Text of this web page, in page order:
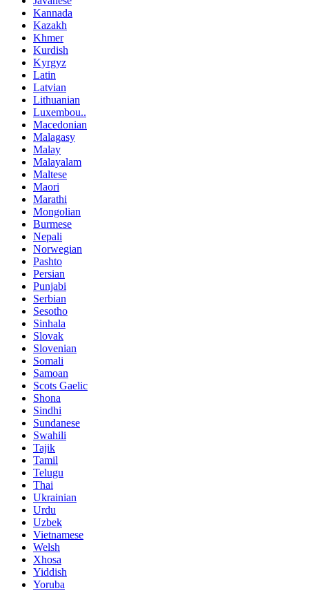
Kannada
Kazakh
Khmer
Kurdish
Kyrgyz
Latin
Latvian
Lithuanian
Luxembou..
Macedonian
Malagasy
Malay
Malayalam
Maltese
Maori
Marathi
Mongolian
Burmese
Nepali
Norwegian
Pashto
Persian
Punjabi
Serbian
Sesotho
Sinhala
Slovak
Slovenian
Somali
Samoan
Scots Gaelic
Shona
Sindhi
Sundanese
Swahili
Tajik
Tamil
Telugu
Thai
Ukrainian
Urdu
Uzbek
Vietnamese
Welsh
Xhosa
Yiddish
Yoruba